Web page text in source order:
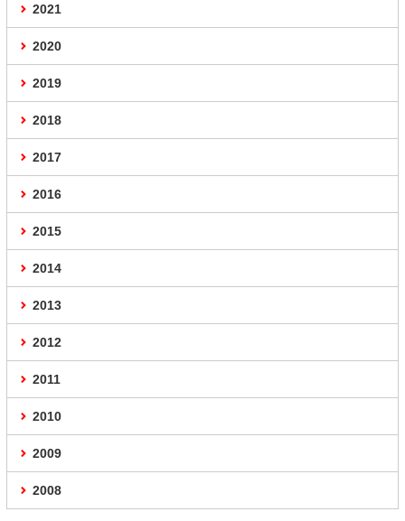
2021
2020
2019
2018
2017
2016
2015
2014
2013
2012
2011
2010
2009
2008